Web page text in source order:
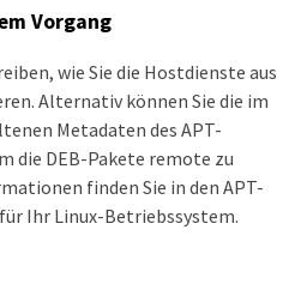
Vorgang
wie Sie die Hostdienste aus
Alternativ können Sie die im
Metadaten des APT-
die DEB-Pakete remote zu
finden Sie in den APT-
Ihr Linux-Betriebssystem.